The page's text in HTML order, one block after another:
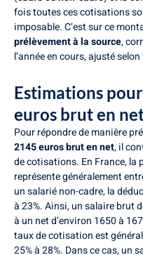
fois toutes ces cotisations
imposable. C’est sur ce
prélèvement à la source,
l’année en cours, ajusté
Estimations
euros brut en
Pour répondre de manière
2145 euros brut en net, il
de cotisations. En France,
représente généralement
un salarié non-cadre, la
à 23%. Ainsi, un salaire brut
à un net d’environ 1650 à
taux de cotisation est
25% à 28%. Dans ce cas, un